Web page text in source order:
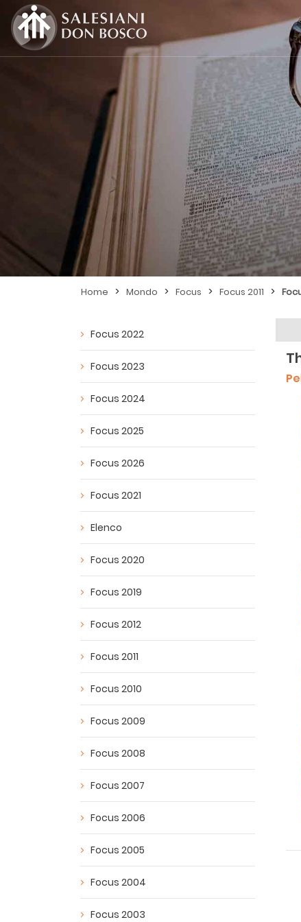
Home > Mondo > Focus > Focus 2011 >
Focus 2022
Focus 2023
Focus 2024
Focus 2025
Focus 2026
Focus 2021
Elenco
Focus 2020
Focus 2019
Focus 2012
Focus 2011
Focus 2010
Focus 2009
Focus 2008
Focus 2007
Focus 2006
Focus 2005
Focus 2004
Focus 2003